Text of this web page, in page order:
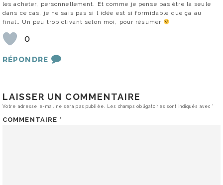
les acheter, personnellement. Et comme je pense pas être là seule
dans ce cas, je ne sais pas si l idée est si formidable que ça au
final… Un peu trop clivant selon moi, pour résumer
0
RÉPONDRE
LAISSER UN COMMENTAIRE
Votre adresse e-mail ne sera pas publiée. Les champs obligatoires sont indiqués avec*
COMMENTAIRE *